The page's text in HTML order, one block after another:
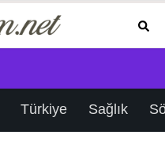
Türkiye Sağlık